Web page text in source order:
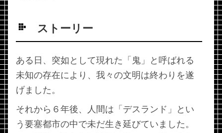
ストーリー
ある日、突如として現れた「鬼」と呼ばれる
未知の存在により、我々の文明は終わりを遂
げました。
それから６年後、人間は「デスランド」とい
う要塞都市の中で未だ生き延びていました。